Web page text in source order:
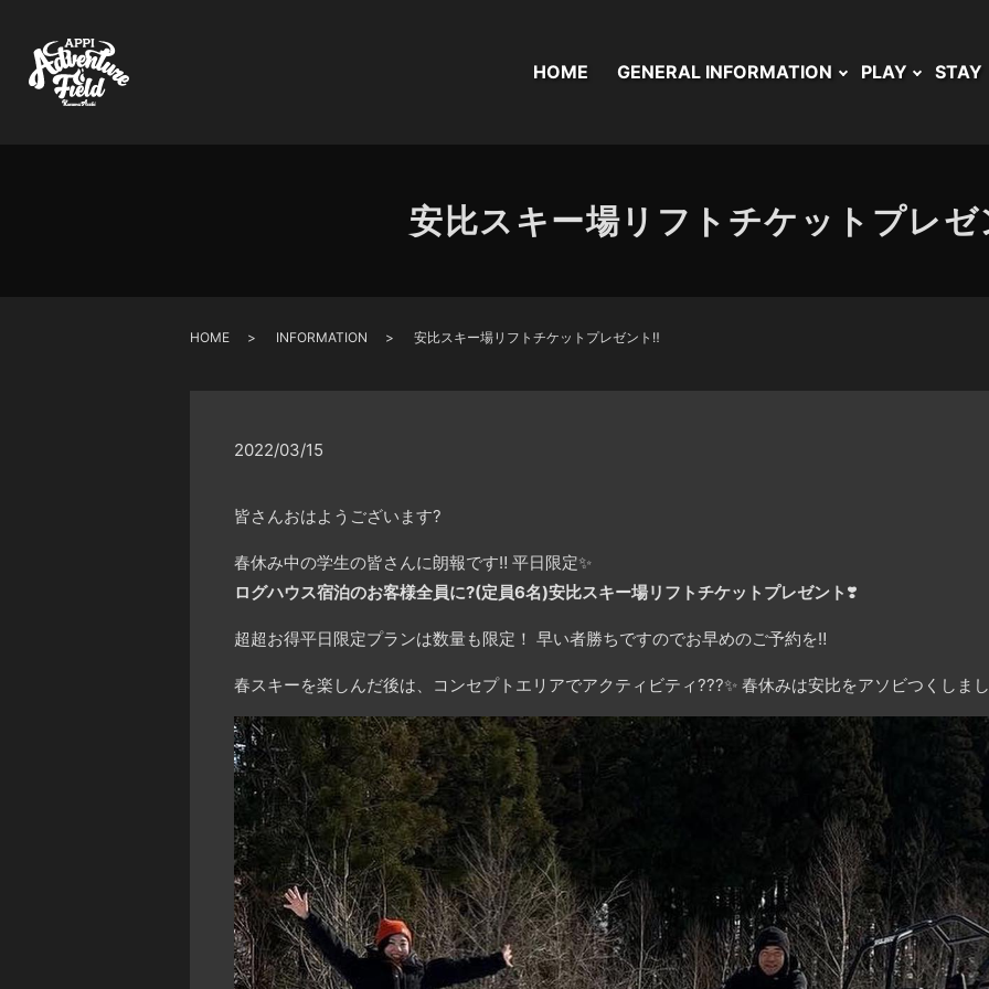
HOME GENERAL INFORMATION PLAY STAY
安比スキー場リフトチケットプレ
HOME INFORMATION 安比スキー場リフトチケットプレゼント‼︎
2022/03/15
皆さんおはようございます?
春休み中の学生の皆さんに朗報です‼️ 平日限定✨
ログハウス宿泊のお客様全員に?(定員6名)安比スキー場リフトチケットプレゼント ❣️
超超お得平日限定プランは数量も限定！ 早い者勝ちですのでお早めのご予約を‼️
春スキーを楽しんだ後は、コンセプトエリアでアクティビティ???✨ 春休みは安比をアソビつくしま